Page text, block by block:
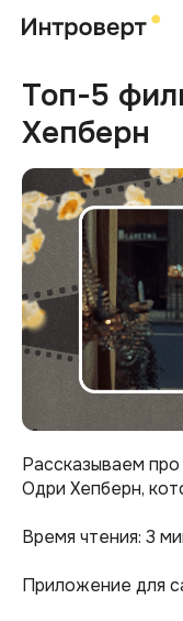
Топ-5
Хепберн
Рассказываем
Одри Хепберн,
Время чтения: 3
Приложение для